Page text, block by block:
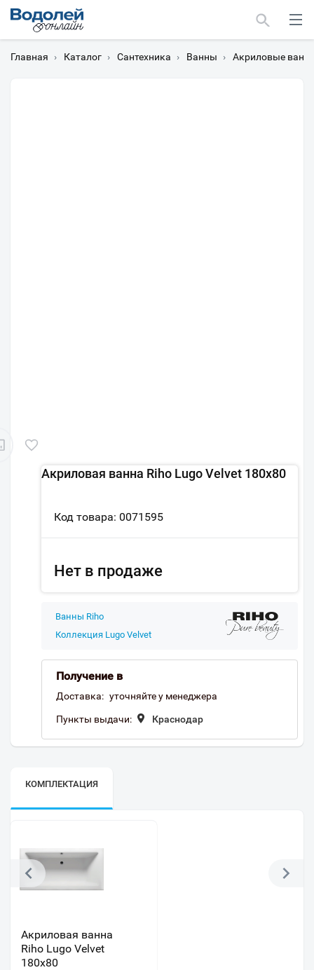
Главная › Каталог › Сантехника › Ванны › Акриловые
Акриловая ванна Riho Lugo Velvet 180x80
Код товара: 0071595
Нет в продаже
Ванны Riho
Коллекция Lugo Velvet
Получение в
Доставка: уточняйте у менеджера
Пункты выдачи: Краснодар
КОМПЛЕКТАЦИЯ
Акриловая ванна
Riho Lugo Velvet
180x80